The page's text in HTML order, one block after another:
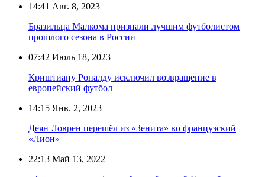
14:41 Авг. 8, 2023
Бразильца Малкома признали лучшим футболистом
прошлого сезона в России
07:42 Июль 18, 2023
Криштиану Роналду исключил возвращение в
европейский футбол
14:15 Янв. 2, 2023
Деян Ловрен перешёл из «Зенита» во французский
«Лион»
22:13 Май 13, 2022